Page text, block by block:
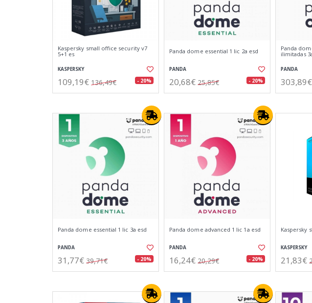
Kaspersky small office security v7
5+1 es
KASPERSKY
109,19€ 136,49€ - 20%
Panda dome essential 1 lic 2a esd
PANDA
20,68€ 25,85€ - 20%
Panda
ilimitadas
PANDA
303,89€
Panda dome essential 1 lic 3a esd
PANDA
31,77€ 39,71€ - 20%
Panda dome advanced 1 lic 1a esd
PANDA
16,24€ 20,29€ - 20%
Kaspersky
KASPERSKY
21,83€